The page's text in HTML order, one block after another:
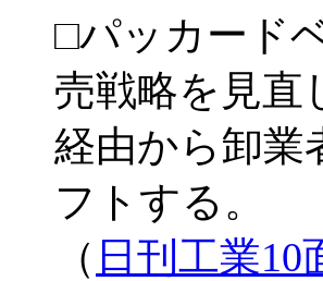
□パッカード
売戦略を見直
経由から卸業
フトする。
（ 日刊工業10